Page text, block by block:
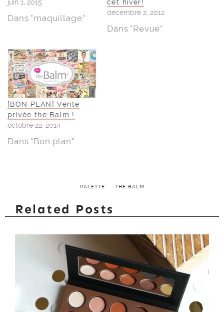
juin 1, 2015
Dans "maquillage"
cet hiver!
décembre 2, 2012
Dans "Revue"
[BON PLAN] Vente
privée the Balm !
octobre 22, 2014
Dans "Bon plan"
PALETTE THE BALM
Related Posts